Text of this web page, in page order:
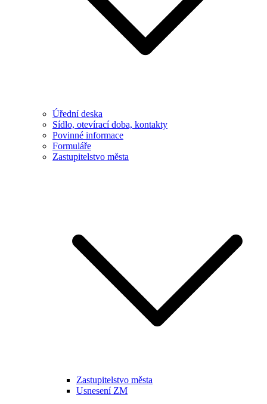
Úřední deska
Sídlo, otevírací doba, kontakty
Povinné informace
Formuláře
Zastupitelstvo města
Zastupitelstvo města
Usnesení ZM